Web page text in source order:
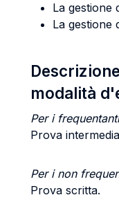
La gestione
La gestione
modalità
Per i frequentanti
Prova
Per i non
Prova scritta.